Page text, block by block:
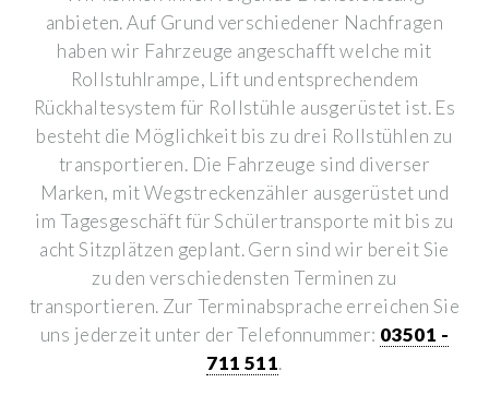
anbieten. Auf Grund verschiedener Nachfragen
haben wir Fahrzeuge angeschafft welche mit
Rollstuhlrampe, Lift und entsprechendem
Rückhaltesystem für Rollstühle ausgerüstet ist. Es
besteht die Möglichkeit bis zu drei Rollstühlen zu
transportieren. Die Fahrzeuge sind diverser
Marken, mit Wegstreckenzähler ausgerüstet und
im Tagesgeschäft für Schülertransporte mit bis zu
acht Sitzplätzen geplant.Gern sind wir bereit Sie
zu den verschiedensten Terminen zu
transportieren. Zur Terminabsprache erreichen Sie
uns jederzeit unter der Telefonnummer: 03501 -
711 511.